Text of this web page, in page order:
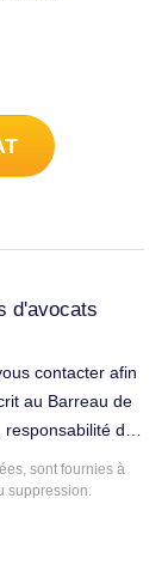
d'avocats
contacter afin
au Barreau de
des
aux moyens
sont fournies à
suppression.